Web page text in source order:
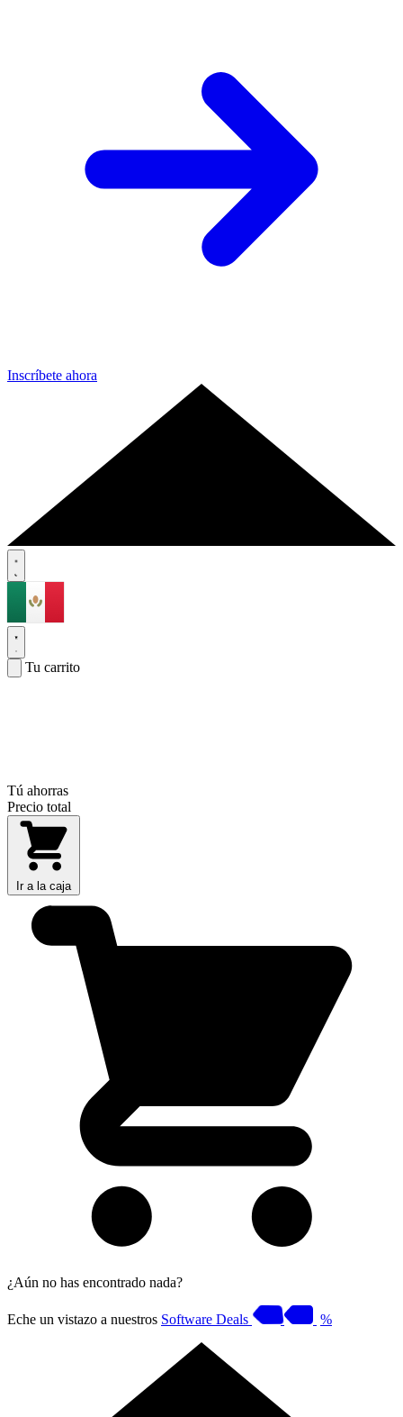
Inscríbete ahora
Tu carrito
Tú ahorras
Precio total
Ir a la caja
¿Aún no has encontrado nada?
Eche un vistazo a nuestros Software Deals %